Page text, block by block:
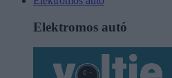
Elektromos autó